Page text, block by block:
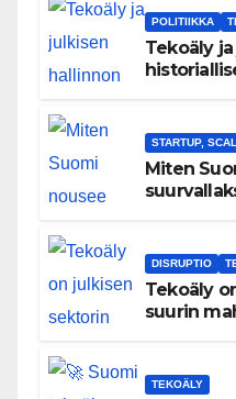
POLITIIKKA
Tekoäly
STARTUP,
Miten
DISRUPTIO
Tekoäly
suurin
TEKOÄLY